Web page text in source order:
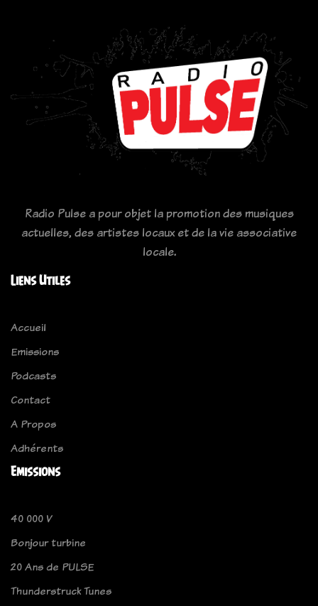
Radio Pulse a pour objet la promotion des musiques
actuelles, des artistes locaux et de la vie associative
locale.
Liens Utiles
Accueil
Emissions
Podcasts
Contact
A Propos
Adhérents
Emissions
40 000 V
Bonjour turbine
20 Ans de PULSE
Thunderstruck Tunes